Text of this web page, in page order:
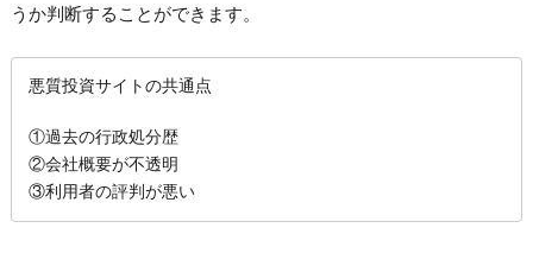
うか判断することができます。
悪質投資サイトの共通点
①過去の行政処分歴
②会社概要が不透明
③利用者の評判が悪い